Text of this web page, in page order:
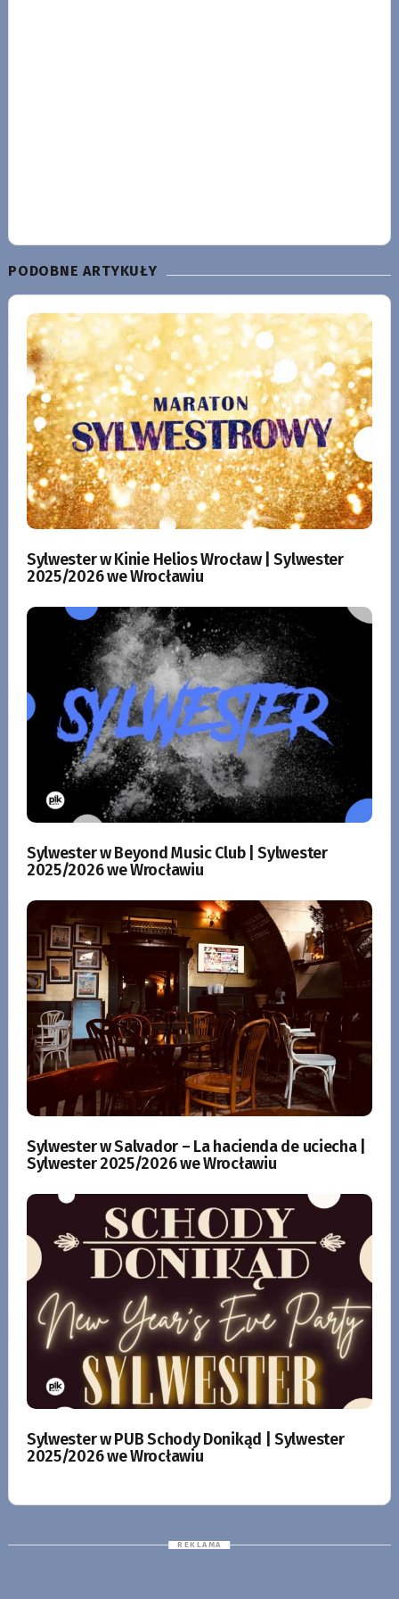
PODOBNE ARTYKUŁY
Sylwester w Kinie Helios Wrocław | Sylwester
2025/2026 we Wrocławiu
Sylwester w Beyond Music Club | Sylwester
2025/2026 we Wrocławiu
Sylwester w Salvador – La hacienda de uciecha |
Sylwester 2025/2026 we Wrocławiu
Sylwester w PUB Schody Donikąd | Sylwester
2025/2026 we Wrocławiu